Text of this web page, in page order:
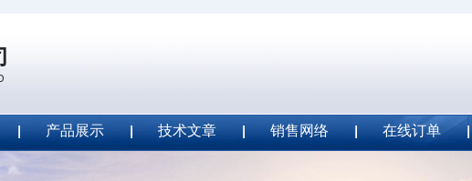
产品展示 技术文章 销售网络 在线订单